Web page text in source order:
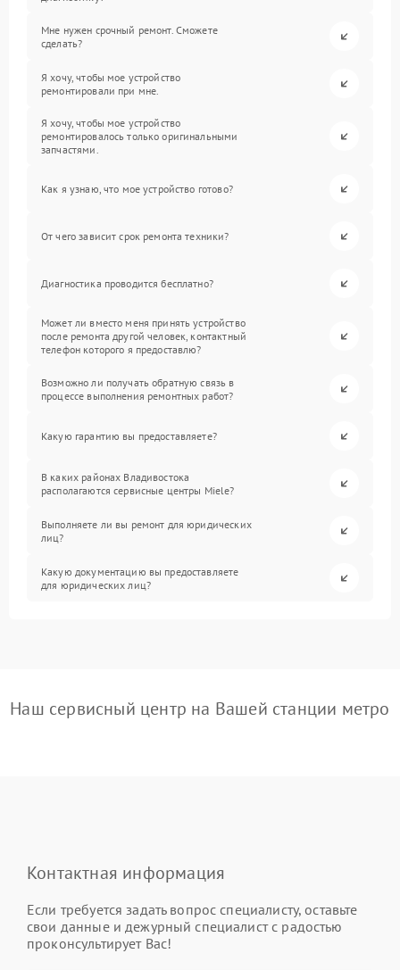
Мне нужен срочный ремонт. Сможете
сделать?
Я хочу, чтобы мое устройство
ремонтировали при мне.
Я хочу, чтобы мое устройство
ремонтировалось только оригинальными
запчастями.
Как я узнаю, что мое устройство готово?
От чего зависит срок ремонта техники?
Диагностика проводится бесплатно?
Может ли вместо меня принять устройство
после ремонта другой человек, контактный
телефон которого я предоставлю?
Возможно ли получать обратную связь в
процессе выполнения ремонтных работ?
Какую гарантию вы предоставляете?
В каких районах Владивостока
располагаются сервисные центры Miele?
Выполняете ли вы ремонт для юридических
лиц?
Какую документацию вы предоставляете
для юридических лиц?
Наш сервисный центр на Вашей станции метро
Контактная информация
Если требуется задать вопрос специалисту, оставьте
свои данные и дежурный специалист с радостью
проконсультирует Вас!